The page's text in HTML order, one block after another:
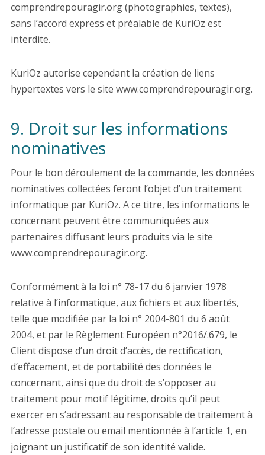
comprendrepouragir.org (photographies, textes),
sans l’accord express et préalable de KuriOz est
interdite.
KuriOz autorise cependant la création de liens
hypertextes vers le site www.comprendrepouragir.org.
9. Droit sur les informations
nominatives
Pour le bon déroulement de la commande, les données
nominatives collectées feront l’objet d’un traitement
informatique par KuriOz. A ce titre, les informations le
concernant peuvent être communiquées aux
partenaires diffusant leurs produits via le site
www.comprendrepouragir.org.
Conformément à la loi n° 78-17 du 6 janvier 1978
relative à l’informatique, aux fichiers et aux libertés,
telle que modifiée par la loi n° 2004-801 du 6 août
2004, et par le Règlement Européen n°2016/.679, le
Client dispose d’un droit d’accès, de rectification,
d’effacement, et de portabilité des données le
concernant, ainsi que du droit de s’opposer au
traitement pour motif légitime, droits qu’il peut
exercer en s’adressant au responsable de traitement à
l’adresse postale ou email mentionnée à l’article 1, en
joignant un justificatif de son identité valide.